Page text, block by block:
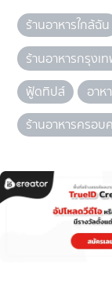
ร้านอาหารใกล้ฉัน
ร้านอาหารกรุงเ
ฟู้ดทิปส์
อาห
ร้านอาหารครอบ